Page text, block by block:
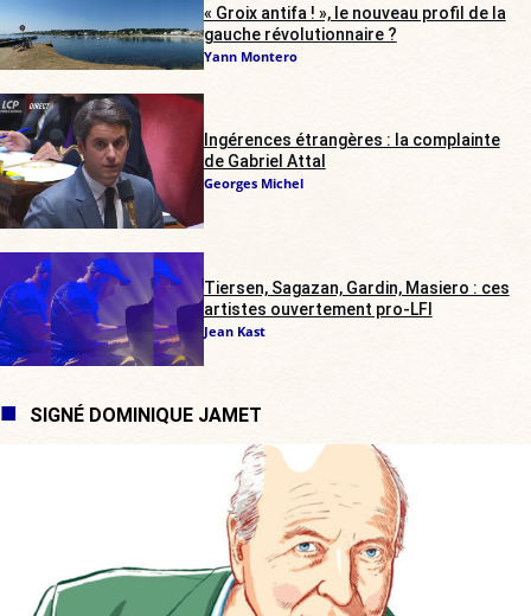
« Groix antifa ! », le nouveau profil de la
gauche révolutionnaire ?
Yann Montero
Ingérences étrangères : la complainte
de Gabriel Attal
Georges Michel
Tiersen, Sagazan, Gardin, Masiero : ces
artistes ouvertement pro-LFI
Jean Kast
SIGNÉ DOMINIQUE JAMET